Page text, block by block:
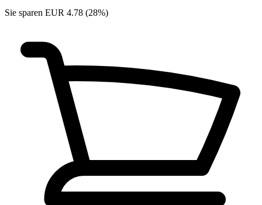
Sie sparen EUR 4.78 (28%)